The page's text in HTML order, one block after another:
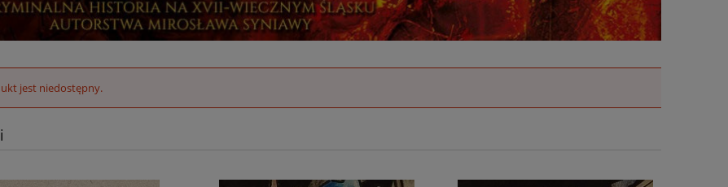
jest niedostępny.